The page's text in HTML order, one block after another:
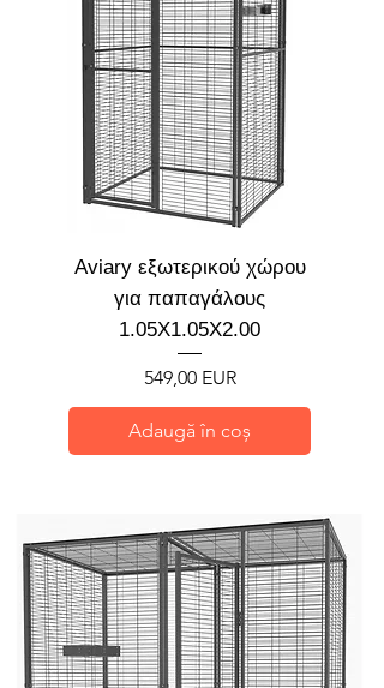
Aviary εξωτερικού χώρου
για παπαγάλους
1.05X1.05X2.00
Preț
549,00 EUR
Adaugă în coș